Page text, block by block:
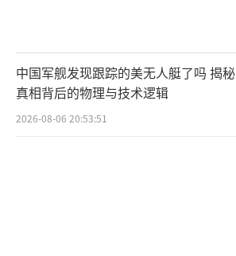
中国军舰发现跟踪的美无人艇了吗 揭秘
真相背后的物理与技术逻辑
2026-08-06 20:53:51